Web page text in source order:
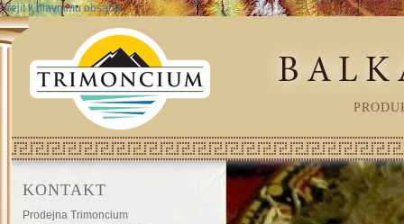
Přejít k hlavnímu obsahu
KONTAKT
Prodejna Trimoncium